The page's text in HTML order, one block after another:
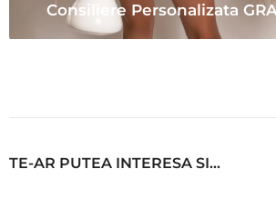
Consiliere Personalizata
TE-AR PUTEA INTERESA SI...